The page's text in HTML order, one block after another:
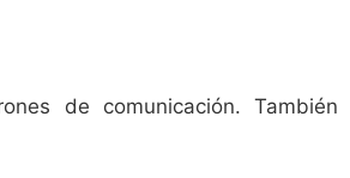
de comunicación. También